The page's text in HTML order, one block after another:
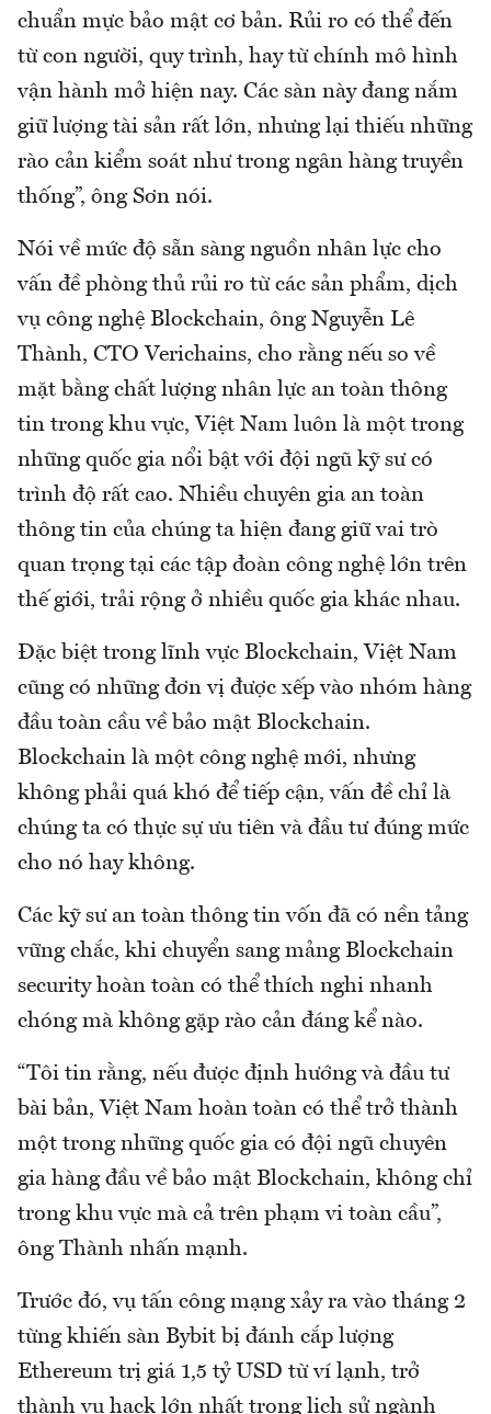
chuẩn mực bảo mật cơ bản. Rủi ro có thể đến
từ con người, quy trình, hay từ chính mô hình
vận hành mở hiện nay. Các sàn này đang nắm
giữ lượng tài sản rất lớn, nhưng lại thiếu những
rào cản kiểm soát như trong ngân hàng truyền
thống”, ông Sơn nói.
Nói về mức độ sẵn sàng nguồn nhân lực cho
vấn đề phòng thủ rủi ro từ các sản phẩm, dịch
vụ công nghệ Blockchain, ông Nguyễn Lê
Thành, CTO Verichains, cho rằng nếu so về
mặt bằng chất lượng nhân lực an toàn thông
tin trong khu vực, Việt Nam luôn là một trong
những quốc gia nổi bật với đội ngũ kỹ sư có
trình độ rất cao. Nhiều chuyên gia an toàn
thông tin của chúng ta hiện đang giữ vai trò
quan trọng tại các tập đoàn công nghệ lớn trên
thế giới, trải rộng ở nhiều quốc gia khác nhau.
Đặc biệt trong lĩnh vực Blockchain, Việt Nam
cũng có những đơn vị được xếp vào nhóm hàng
đầu toàn cầu về bảo mật Blockchain.
Blockchain là một công nghệ mới, nhưng
không phải quá khó để tiếp cận, vấn đề chỉ là
chúng ta có thực sự ưu tiên và đầu tư đúng mức
cho nó hay không.
Các kỹ sư an toàn thông tin vốn đã có nền tảng
vững chắc, khi chuyển sang mảng Blockchain
security hoàn toàn có thể thích nghi nhanh
chóng mà không gặp rào cản đáng kể nào.
“Tôi tin rằng, nếu được định hướng và đầu tư
bài bản, Việt Nam hoàn toàn có thể trở thành
một trong những quốc gia có đội ngũ chuyên
gia hàng đầu về bảo mật Blockchain, không chỉ
trong khu vực mà cả trên phạm vi toàn cầu”,
ông Thành nhấn mạnh.
Trước đó, vụ tấn công mạng xảy ra vào tháng 2
từng khiến sàn Bybit bị đánh cắp lượng
Ethereum trị giá 1,5 tỷ USD từ ví lạnh, trở
thành vụ hack lớn nhất trong lịch sử ngành